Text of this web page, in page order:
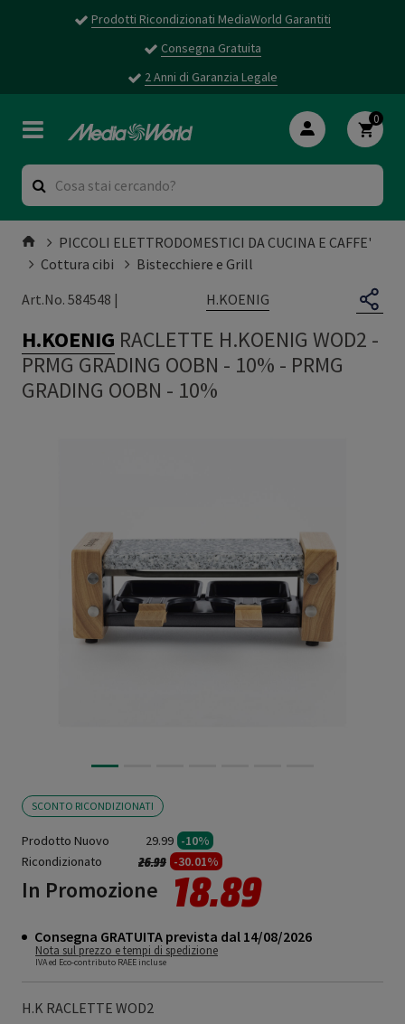
Prodotti Ricondizionati MediaWorld Garantiti
Consegna Gratuita
2 Anni di Garanzia Legale
0
PICCOLI ELETTRODOMESTICI DA CUCINA E CAFFE'
Cottura cibi
Bistecchiere e Grill
Art.No. 584548 |
H.KOENIG
H.KOENIG RACLETTE H.KOENIG WOD2 -
PRMG GRADING OOBN - 10% - PRMG
GRADING OOBN - 10%
SCONTO RICONDIZIONATI
Prodotto Nuovo 29.99 -10%
Ricondizionato
Prezzo ridotto da
26.99a -30.01%
In Promozione 18.89
Consegna GRATUITA prevista dal 14/08/2026
Nota sul prezzo e tempi di spedizione
IVA ed Eco-contributo RAEE incluse
H.K RACLETTE WOD2